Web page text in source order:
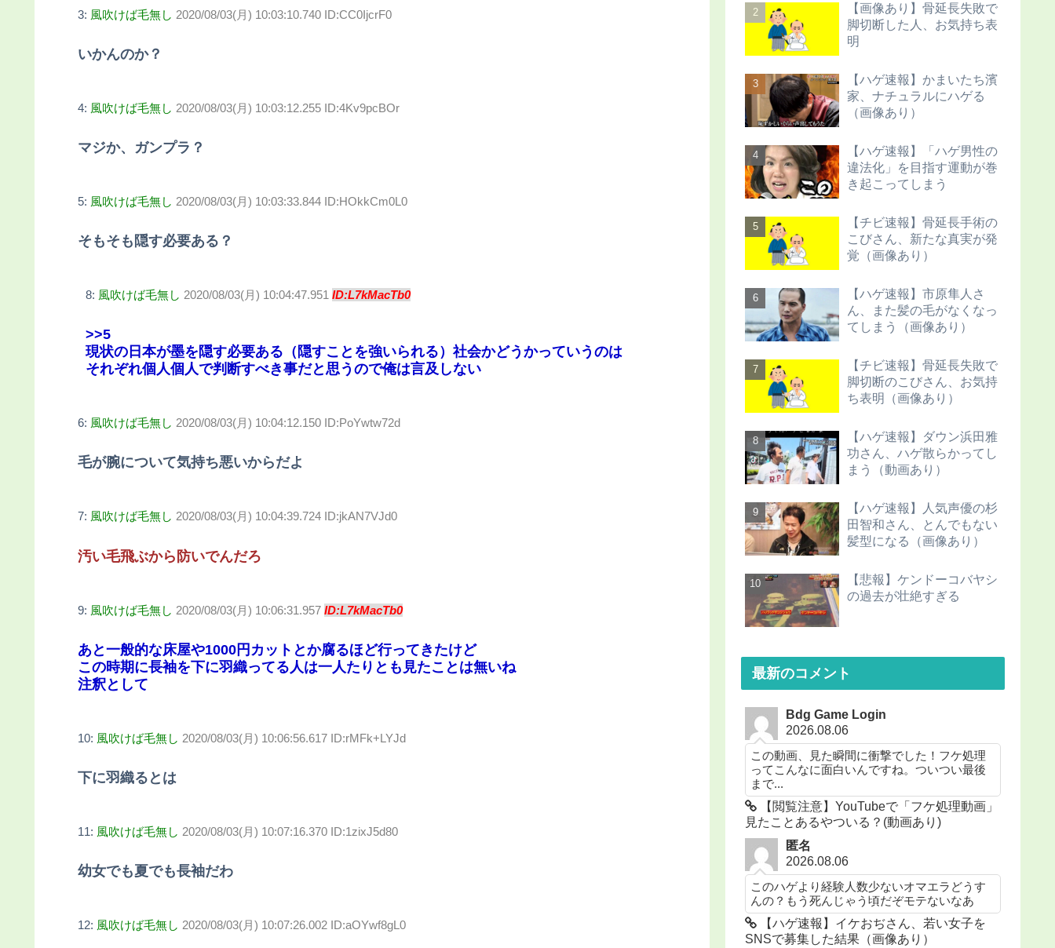
3: 風吹けば毛無し 2020/08/03(月) 10:03:10.740 ID:CC0IjcrF0
いかんのか？
4: 風吹けば毛無し 2020/08/03(月) 10:03:12.255 ID:4Kv9pcBOr
マジか、ガンプラ？
5: 風吹けば毛無し 2020/08/03(月) 10:03:33.844 ID:HOkkCm0L0
そもそも隠す必要ある？
8: 風吹けば毛無し 2020/08/03(月) 10:04:47.951 ID:L7kMacTb0
>>5
現状の日本が墨を隠す必要ある（隠すことを強いられる）社会かどうかっていうのは
それぞれ個人個人で判断すべき事だと思うので俺は言及しない
6: 風吹けば毛無し 2020/08/03(月) 10:04:12.150 ID:PoYwtw72d
毛が腕について気持ち悪いからだよ
7: 風吹けば毛無し 2020/08/03(月) 10:04:39.724 ID:jkAN7VJd0
汚い毛飛ぶから防いでんだろ
9: 風吹けば毛無し 2020/08/03(月) 10:06:31.957 ID:L7kMacTb0
あと一般的な床屋や1000円カットとか腐るほど行ってきたけど
この時期に長袖を下に羽織ってる人は一人たりとも見たことは無いね
注釈として
10: 風吹けば毛無し 2020/08/03(月) 10:06:56.617 ID:rMFk+LYJd
下に羽織るとは
11: 風吹けば毛無し 2020/08/03(月) 10:07:16.370 ID:1zixJ5d80
幼女でも夏でも長袖だわ
12: 風吹けば毛無し 2020/08/03(月) 10:07:26.002 ID:aOYwf8gL0
【画像あり】骨延長失敗で
脚切断した人、お気持ち表
明
【ハゲ速報】かまいたち濱
家、ナチュラルにハゲる
（画像あり）
【ハゲ速報】「ハゲ男性の
違法化」を目指す運動が巻
き起こってしまう
【チビ速報】骨延長手術の
こびさん、新たな真実が発
覚（画像あり）
【ハゲ速報】市原隼人さ
ん、また髪の毛がなくなっ
てしまう（画像あり）
【チビ速報】骨延長失敗で
脚切断のこびさん、お気持
ち表明（画像あり）
【ハゲ速報】ダウン浜田雅
功さん、ハゲ散らかってし
まう（動画あり）
【ハゲ速報】人気声優の杉
田智和さん、とんでもない
髪型になる（画像あり）
【悲報】ケンドーコバヤシ
の過去が壮絶すぎる
最新のコメント
Bdg Game Login
2026.08.06
この動画、見た瞬間に衝撃でした！フケ処理
ってこんなに面白いんですね。ついつい最後
まで...
【閲覧注意】YouTubeで「フケ処理動画」
見たことあるやついる？(動画あり)
匿名
2026.08.06
このハゲより経験人数少ないオマエラどうす
んの？もう死んじゃう頃だぞモテないなあ
【ハゲ速報】イケおぢさん、若い女子を
SNSで募集した結果（画像あり）